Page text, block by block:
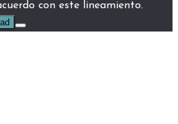
con este lineamiento.